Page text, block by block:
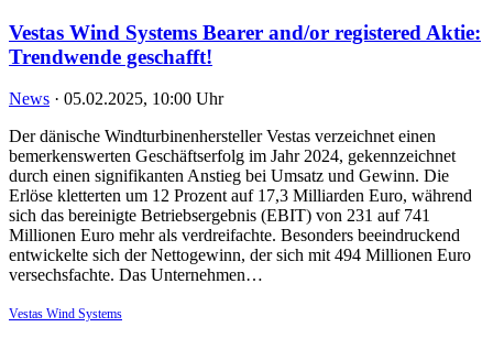
Vestas Wind Systems Bearer and/or registered Aktie:
Trendwende geschafft!
News · 05.02.2025, 10:00 Uhr
Der dänische Windturbinenhersteller Vestas verzeichnet einen
bemerkenswerten Geschäftserfolg im Jahr 2024, gekennzeichnet
durch einen signifikanten Anstieg bei Umsatz und Gewinn. Die
Erlöse kletterten um 12 Prozent auf 17,3 Milliarden Euro, während
sich das bereinigte Betriebsergebnis (EBIT) von 231 auf 741
Millionen Euro mehr als verdreifachte. Besonders beeindruckend
entwickelte sich der Nettogewinn, der sich mit 494 Millionen Euro
versechsfachte. Das Unternehmen…
Vestas Wind Systems